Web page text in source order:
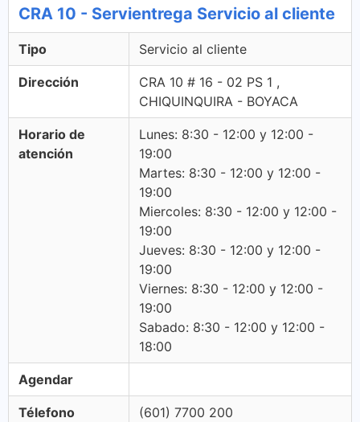
CRA 10 - Servientrega Servicio al cliente
Tipo Servicio al cliente
Dirección
CRA 10 # 16 - 02 PS 1 ,
CHIQUINQUIRA - BOYACA
Horario de
atención
Lunes: 8:30 - 12:00 y 12:00 -
19:00
Martes: 8:30 - 12:00 y 12:00 -
19:00
Miercoles: 8:30 - 12:00 y 12:00 -
19:00
Jueves: 8:30 - 12:00 y 12:00 -
19:00
Viernes: 8:30 - 12:00 y 12:00 -
19:00
Sabado: 8:30 - 12:00 y 12:00 -
18:00
Agendar
Télefono (601) 7700 200